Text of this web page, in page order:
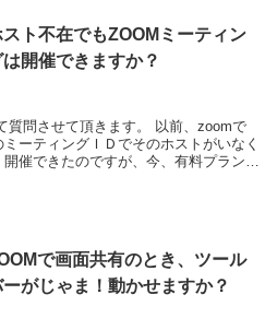
スト不在でもZOOMミーティン
は開催できますか？
ーティングＩＤでそのホストがいなく
催できたのですが、今、有料プランの
で画面共有のとき、ツール
がじゃま！動かせますか？